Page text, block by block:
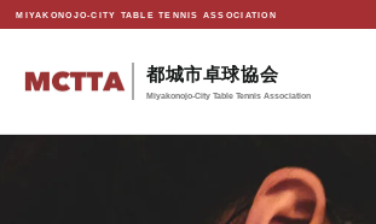
MIYAKONOJO-CITY TABLE TENNIS ASSOCIATION
都城市卓球協会
Miyakonojo-City Table Tennis Association